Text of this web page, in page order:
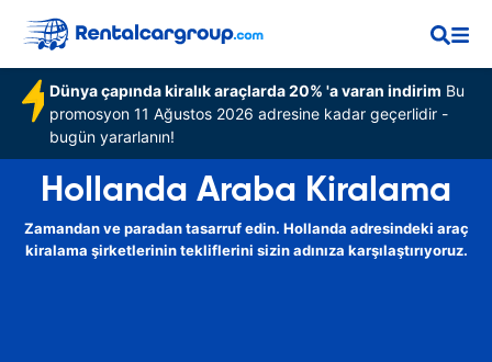
Dünya çapında kiralık araçlarda 20% 'a varan indirim Bu
promosyon 11 Ağustos 2026 adresine kadar geçerlidir -
bugün yararlanın!
Hollanda Araba Kiralama
Zamandan ve paradan tasarruf edin. Hollanda adresindeki araç
kiralama şirketlerinin tekliflerini sizin adınıza karşılaştırıyoruz.